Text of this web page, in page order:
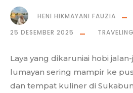
HENI HIKMAYANI FAUZIA
25 DESEMBER 2025
TRAVELING
Laya yang dikaruniai hobi
lumayan sering mampir ke
dan tempat kuliner di